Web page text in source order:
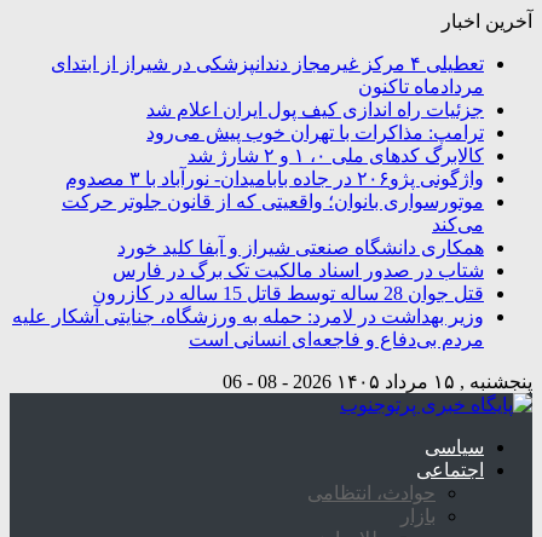
آخرین اخبار
تعطیلی ۴ مرکز غیرمجاز دندانپزشکی در شیراز از ابتدای
مردادماه تاکنون
جزئیات راه اندازی کیف پول ایران اعلام شد
ترامپ: مذاکرات با تهران خوب پیش می‌رود
کالابرگ کدهای ملی ۰، ۱ و ۲ شارژ شد
واژگونی پژو۲۰۶ در جاده بابامیدان- نورآباد با ۳ مصدوم
موتورسواری بانوان؛ واقعیتی که از قانون جلوتر حرکت
می‌کند
همکاری دانشگاه صنعتی شیراز و آبفا کلید خورد
شتاب در صدور اسناد مالکیت تک برگ در فارس
قتل جوان 28 ساله توسط قاتل 15 ساله در کازرون
وزیر بهداشت در لامرد: حمله به ورزشگاه، جنایتی آشکار علیه
مردم بی‌دفاع و فاجعه‌ای انسانی است
پنجشنبه , ۱۵ مرداد ۱۴۰۵ 2026 - 08 - 06
سیاسی
اجتماعی
حوادث، انتظامی
بازار